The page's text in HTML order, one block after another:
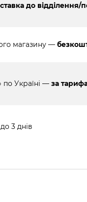
до відділення/
магазину —
Україні — за
3 днів